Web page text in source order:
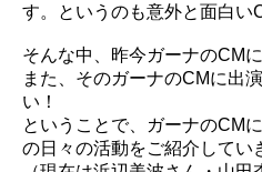
す。というのも意外と面白い
そんな中、昨今ガーナのCM
また、そのガーナのCMに出
い！
ということで、ガーナのCM
の日々の活動をご紹介してい